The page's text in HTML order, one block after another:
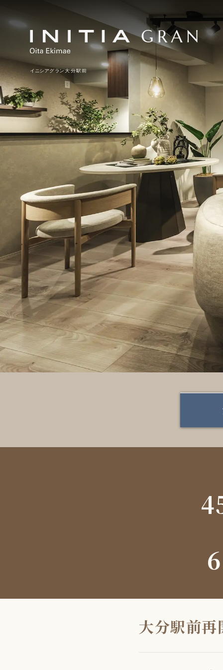
大分駅前